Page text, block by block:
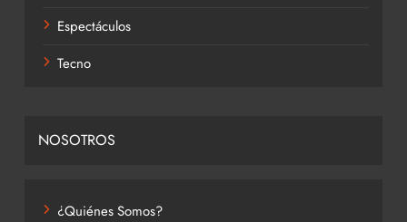
Espectáculos
Tecno
NOSOTROS
¿Quiénes Somos?